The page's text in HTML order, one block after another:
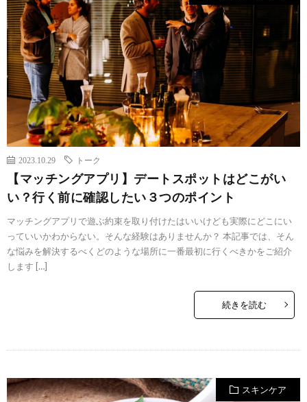
2023.10.29 トーク
【マッチングアプリ】デートスポットはどこがい
い？行く前に確認したい３つのポイント
マッチングアプリで遊ぶ約束を取り付けたはいいけども実際にどこにい
っていいかわからない。そんな経験はありませんか？ 本記事では、そん
な悩みを解決するべくどのような場所に一番最初に行くべきかをご紹介
します […]
続きを読む
スキンケア